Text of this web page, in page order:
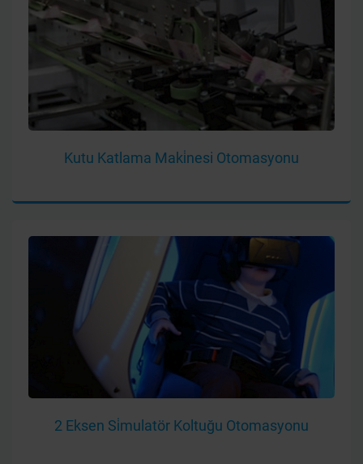
Kutu Katlama Maki̇nesi Otomasyonu
2 Eksen Si̇mulatör Koltuğu Otomasyonu